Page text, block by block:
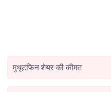
मुथूटफिन शेयर की कीमत